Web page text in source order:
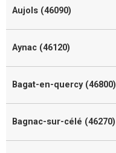
Aujols (46090)
Aynac (46120)
Bagat-en-quercy (46800)
Bagnac-sur-célé (46270)